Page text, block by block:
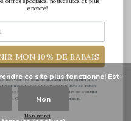
Les Précieuses
ce site plus fonctionnel Est-
Non
encore!
MON 10% DE RABAIS
recevoir des communications par courriel de la
Le code promo pour le 10% de rabais
par courriel une fois votre adresse courriel
Certaines exclusions s'appliquent.
Non merci